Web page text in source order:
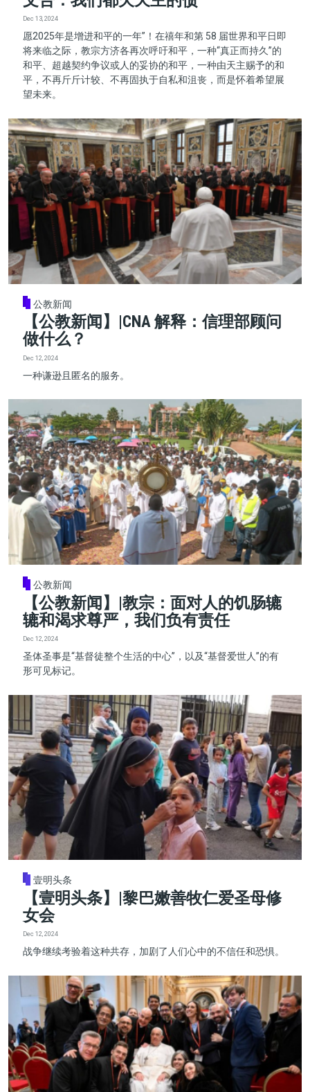
Dec 13, 2024
愿2025年是增进和平的一年”！在禧年和第 58 届世界和平日即
将来临之际，教宗方济各再次呼吁和平，一种“真正而持久”的
和平、超越契约争议或人的妥协的和平，一种由天主赐予的和
平，不再斤斤计较、不再固执于自私和沮丧，而是怀着希望展
望未来。
公教新闻
【公教新闻】|CNA 解释：信理部顾问
做什么？
Dec 12, 2024
一种谦逊且匿名的服务。
公教新闻
【公教新闻】|教宗：面对人的饥肠辘
辘和渴求尊严，我们负有责任
Dec 12, 2024
圣体圣事是“基督徒整个生活的中心”，以及“基督爱世人”的有
形可见标记。
壹明头条
【壹明头条】|黎巴嫩善牧仁爱圣母修
女会
Dec 12, 2024
战争继续考验着这种共存，加剧了人们心中的不信任和恐惧。